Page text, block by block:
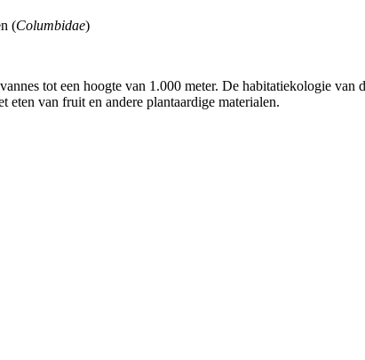
(Columbidae)
tot een hoogte van 1.000 meter. De habitatiekologie
van fruit en andere plantaardige materialen.